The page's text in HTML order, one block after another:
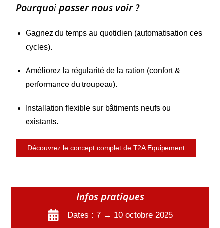
Pourquoi passer nous voir ?
Gagnez du temps au quotidien (automatisation des
cycles).
Améliorez la régularité de la ration (confort &
performance du troupeau).
Installation flexible sur bâtiments neufs ou
existants.
Découvrez le concept complet de T2A Equipement
Infos pratiques
Dates : 7 → 10 octobre 2025